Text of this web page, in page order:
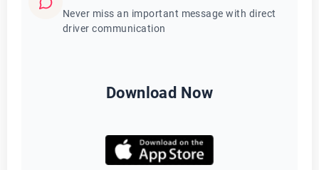
Never miss an important message with direct
driver communication
Download Now